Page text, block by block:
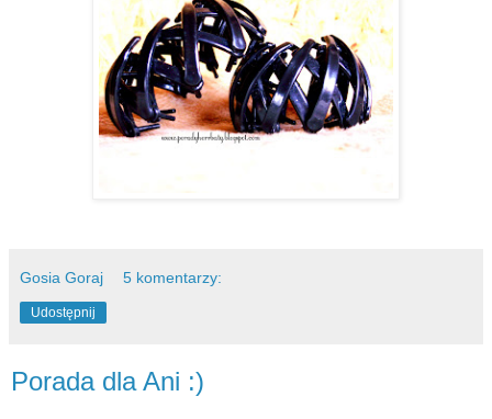
Gosia Goraj 5 komentarzy:
Udostępnij
Porada dla Ani :)